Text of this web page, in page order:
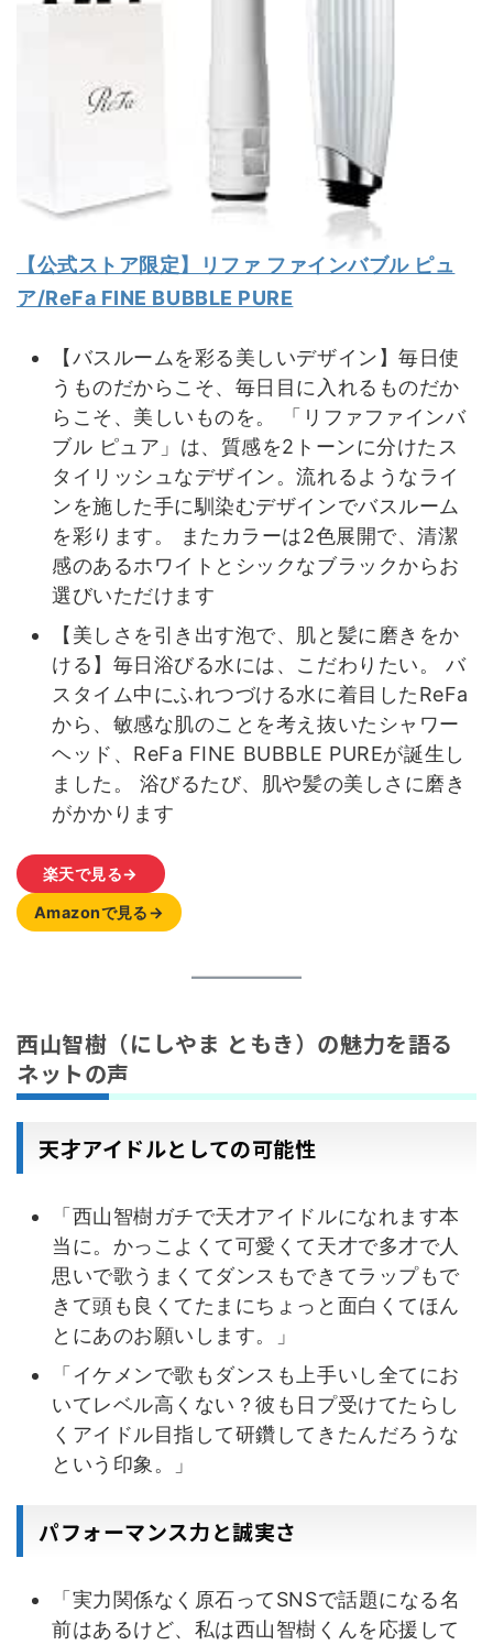
【公式ストア限定】リファ ファインバブル ピュ
ア/ReFa FINE BUBBLE PURE
【バスルームを彩る美しいデザイン】毎日使
うものだからこそ、毎日目に入れるものだか
らこそ、美しいものを。 「リファファインバ
ブル ピュア」は、質感を2トーンに分けたス
タイリッシュなデザイン。流れるようなライ
ンを施した手に馴染むデザインでバスルーム
を彩ります。 またカラーは2色展開で、清潔
感のあるホワイトとシックなブラックからお
選びいただけます
【美しさを引き出す泡で、肌と髪に磨きをか
ける】毎日浴びる水には、こだわりたい。 バ
スタイム中にふれつづける水に着目したReFa
から、敏感な肌のことを考え抜いたシャワー
ヘッド、ReFa FINE BUBBLE PUREが誕生し
ました。 浴びるたび、肌や髪の美しさに磨き
がかかります
楽天で見る→
Amazonで見る→
西山智樹（にしやま ともき）の魅力を語る
ネットの声
天才アイドルとしての可能性
「西山智樹ガチで天才アイドルになれます本
当に。かっこよくて可愛くて天才で多才で人
思いで歌うまくてダンスもできてラップもで
きて頭も良くてたまにちょっと面白くてほん
とにあのお願いします。」
「イケメンで歌もダンスも上手いし全てにお
いてレベル高くない？彼も日プ受けてたらし
くアイドル目指して研鑽してきたんだろうな
という印象。」
パフォーマンス力と誠実さ
「実力関係なく原石ってSNSで話題になる名
前はあるけど、私は西山智樹くんを応援して